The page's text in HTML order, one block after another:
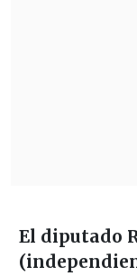
El diputado